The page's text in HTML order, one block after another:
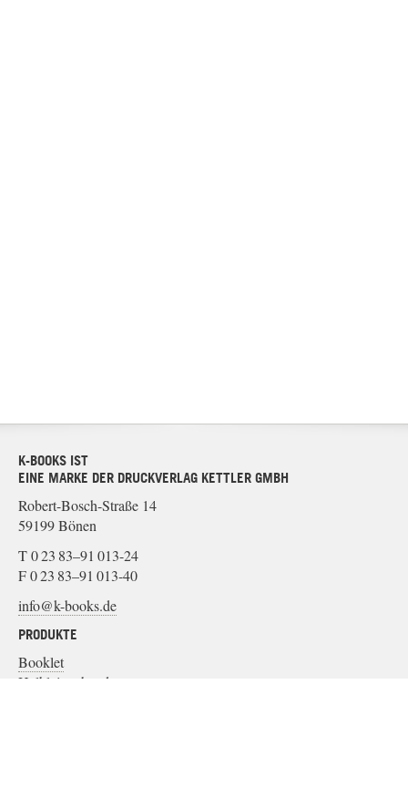
K-BOOKS IST
EINE MARKE DER DRUCKVERLAG KETTLER GMBH
Robert-Bosch-Straße 14
59199 Bönen
T 0 23 83–91 013-24
F 0 23 83–91 013-40
info@k-books.de
PRODUKTE
Booklet
Halbleinenband